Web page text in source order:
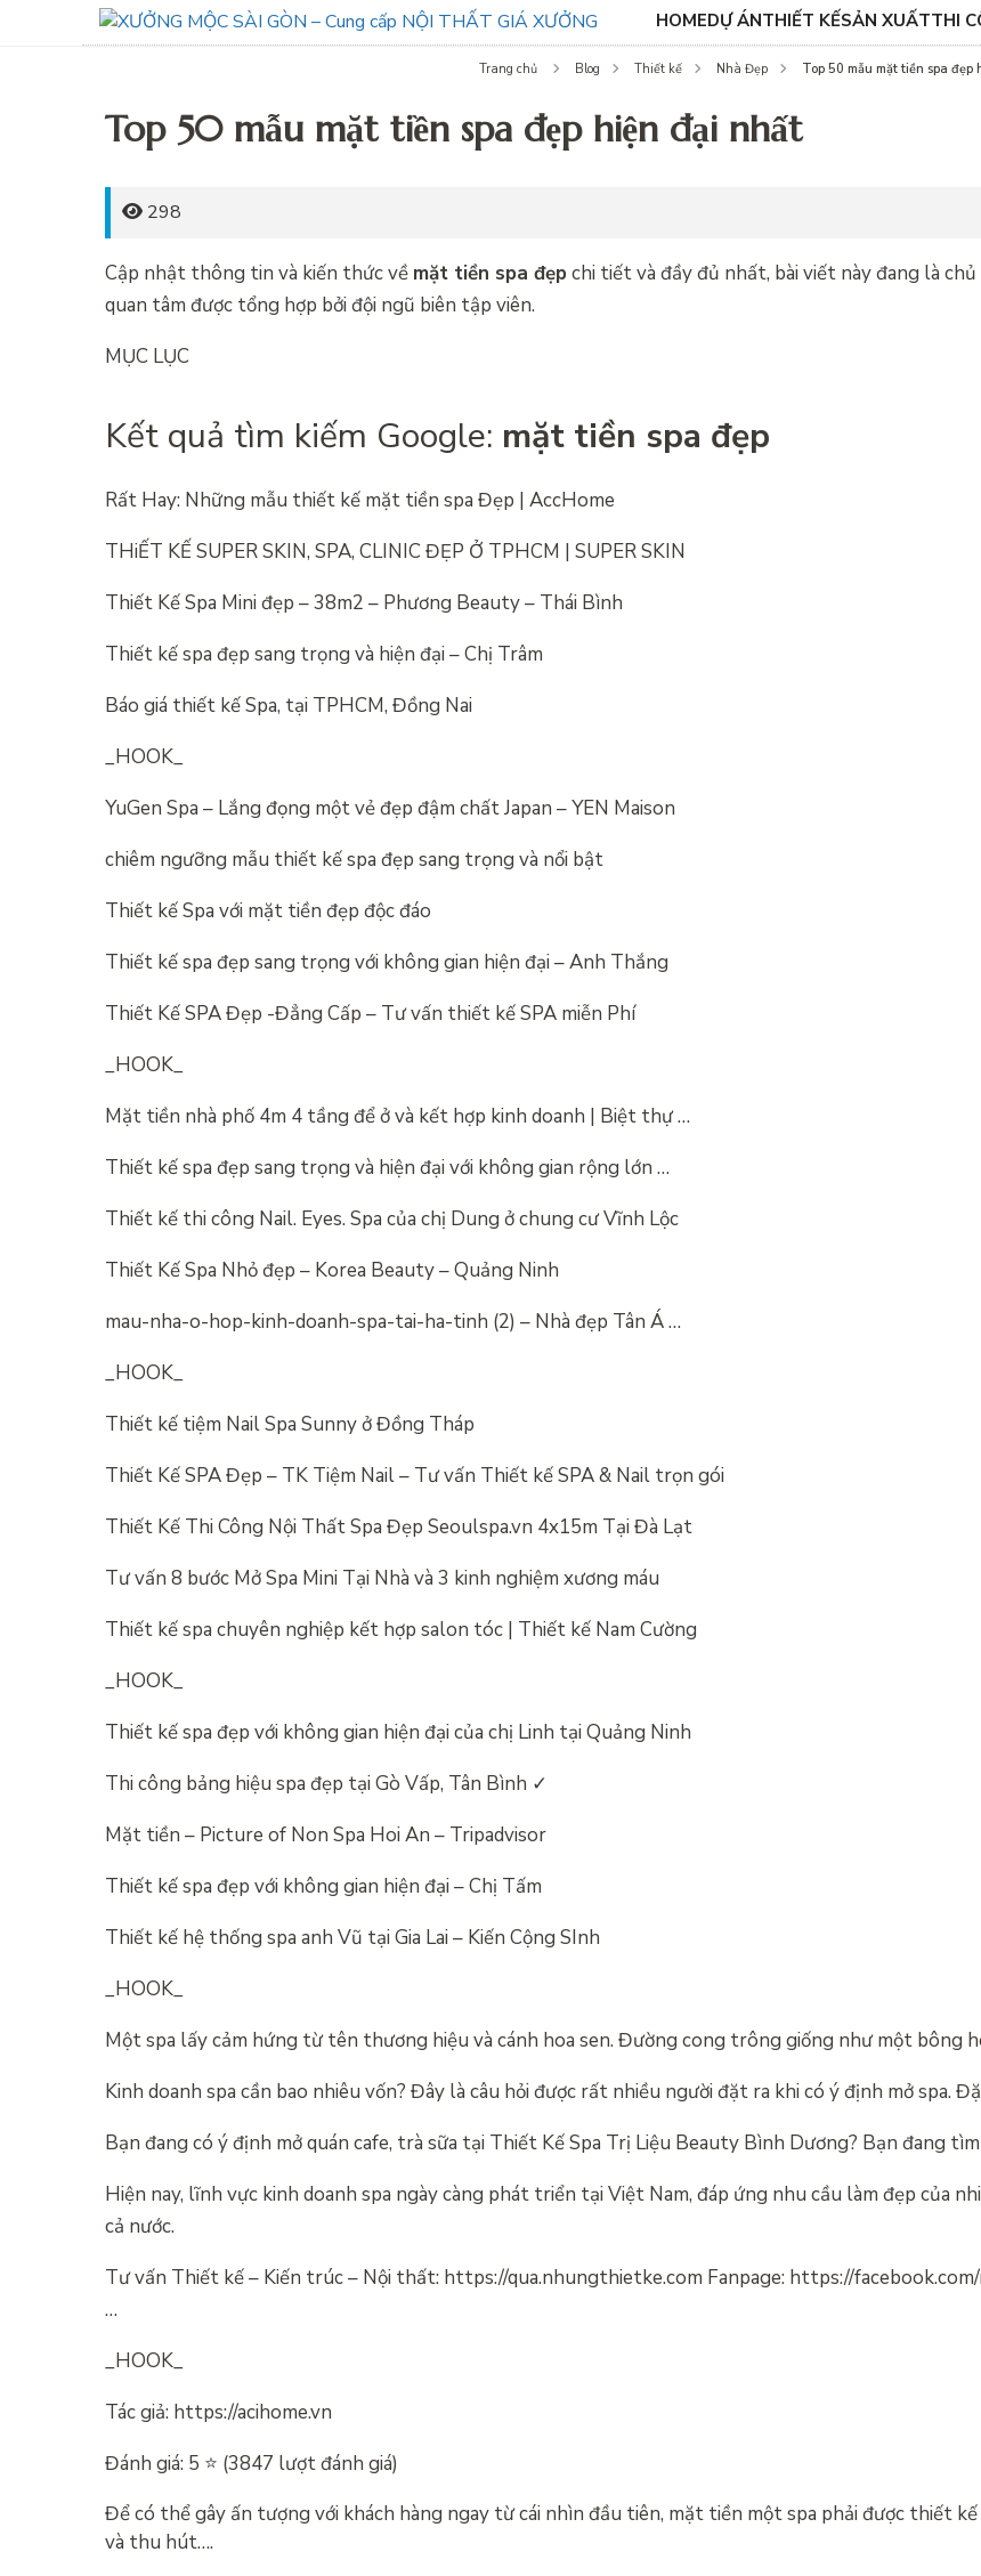
HOMEDỰ ÁNTHIẾT KẾSẢN XUẤTTHI
Trang chủ Blog Thiết kế Nhà Đẹp Top 50 mẫu mặt tiền spa đẹp
Top 50 mẫu mặt tiền spa đẹp hiện đại nhất
298
Cập nhật thông tin và kiến thức về mặt tiền spa đẹpchi tiết và đầy đủ nhất, bài viết này đang là
quan tâm được tổng hợp bởi đội ngũ biên tập viên.
MỤC LỤC
Kết quả tìm kiếm Google: mặt tiền spa đẹp
Rất Hay: Những mẫu thiết kế mặt tiền spa Đẹp | AccHome
THiẾT KẾ SUPER SKIN, SPA, CLINIC ĐẸP Ở TPHCM | SUPER SKIN
Thiết Kế Spa Mini đẹp – 38m2 – Phương Beauty – Thái Bình
Thiết kế spa đẹp sang trọng và hiện đại – Chị Trâm
Báo giá thiết kế Spa, tại TPHCM, Đồng Nai
_HOOK_
YuGen Spa – Lắng đọng một vẻ đẹp đậm chất Japan – YEN Maison
chiêm ngưỡng mẫu thiết kế spa đẹp sang trọng và nổi bật
Thiết kế Spa với mặt tiền đẹp độc đáo
Thiết kế spa đẹp sang trọng với không gian hiện đại – Anh Thắng
Thiết Kế SPA Đẹp -Đẳng Cấp – Tư vấn thiết kế SPA miễn Phí
_HOOK_
Mặt tiền nhà phố 4m 4 tầng để ở và kết hợp kinh doanh | Biệt thự …
Thiết kế spa đẹp sang trọng và hiện đại với không gian rộng lớn …
Thiết kế thi công Nail. Eyes. Spa của chị Dung ở chung cư Vĩnh Lộc
Thiết Kế Spa Nhỏ đẹp – Korea Beauty – Quảng Ninh
mau-nha-o-hop-kinh-doanh-spa-tai-ha-tinh (2) – Nhà đẹp Tân Á …
_HOOK_
Thiết kế tiệm Nail Spa Sunny ở Đồng Tháp
Thiết Kế SPA Đẹp – TK Tiệm Nail – Tư vấn Thiết kế SPA & Nail trọn gói
Thiết Kế Thi Công Nội Thất Spa Đẹp Seoulspa.vn 4x15m Tại Đà Lạt
Tư vấn 8 bước Mở Spa Mini Tại Nhà và 3 kinh nghiệm xương máu
Thiết kế spa chuyên nghiệp kết hợp salon tóc | Thiết kế Nam Cường
_HOOK_
Thiết kế spa đẹp với không gian hiện đại của chị Linh tại Quảng Ninh
Thi công bảng hiệu spa đẹp tại Gò Vấp, Tân Bình ✓
Mặt tiền – Picture of Non Spa Hoi An – Tripadvisor
Thiết kế spa đẹp với không gian hiện đại – Chị Tấm
Thiết kế hệ thống spa anh Vũ tại Gia Lai – Kiến Cộng SInh
_HOOK_
Một spa lấy cảm hứng từ tên thương hiệu và cánh hoa sen. Đường cong trông giống như một bông
Kinh doanh spa cần bao nhiêu vốn? Đây là câu hỏi được rất nhiều người đặt ra khi có ý định mở spa.
Bạn đang có ý định mở quán cafe, trà sữa tại Thiết Kế Spa Trị Liệu Beauty Bình Dương? Bạn đang
Hiện nay, lĩnh vực kinh doanh spa ngày càng phát triển tại Việt Nam, đáp ứng nhu cầu làm đẹp của
cả nước.
Tư vấn Thiết kế – Kiến trúc – Nội thất: https://qua.nhungthietke.com Fanpage: https://
…
_HOOK_
Tác giả: https://acihome.vn
Đánh giá: 5 ⭐ (3847 lượt đánh giá)
Để có thể gây ấn tượng với khách hàng ngay từ cái nhìn đầu tiên, mặt tiền một spa phải được thiết
và thu hút….